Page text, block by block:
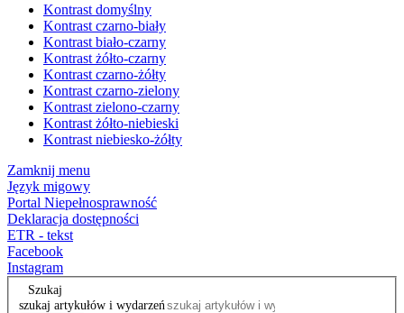
Kontrast domyślny
Kontrast czarno-biały
Kontrast biało-czarny
Kontrast żółto-czarny
Kontrast czarno-żółty
Kontrast czarno-zielony
Kontrast zielono-czarny
Kontrast żółto-niebieski
Kontrast niebiesko-żółty
Zamknij menu
Język migowy
Portal Niepełnosprawność
Deklaracja dostępności
ETR - tekst
Facebook
Instagram
Szukaj
szukaj artykułów i wydarzeń